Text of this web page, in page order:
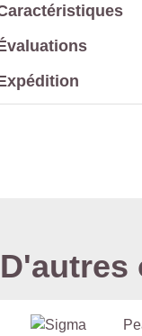
D'autres